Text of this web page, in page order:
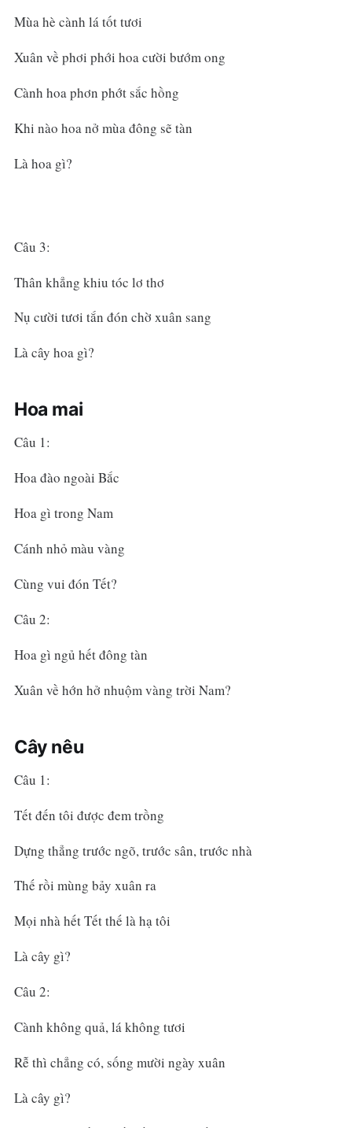
Mùa hè cành lá tốt tươi
Xuân về phơi phới hoa cười bướm ong
Cành hoa phơn phớt sắc hồng
Khi nào hoa nở mùa đông sẽ tàn
Là hoa gì?
Câu 3:
Thân khẳng khiu tóc lơ thơ
Nụ cười tươi tắn đón chờ xuân sang
Là cây hoa gì?
Hoa mai
Câu 1:
Hoa đào ngoài Bắc
Hoa gì trong Nam
Cánh nhỏ màu vàng
Cùng vui đón Tết?
Câu 2:
Hoa gì ngủ hết đông tàn
Xuân về hớn hở nhuộm vàng trời Nam?
Cây nêu
Câu 1:
Tết đến tôi được đem trồng
Dựng thẳng trước ngõ, trước sân, trước nhà
Thế rồi mùng bảy xuân ra
Mọi nhà hết Tết thế là hạ tôi
Là cây gì?
Câu 2:
Cành không quả, lá không tươi
Rễ thì chẳng có, sống mười ngày xuân
Là cây gì?